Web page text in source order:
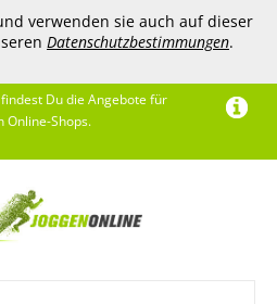
verwenden sie auch auf dieser
Datenschutzbestimmungen.
Du die Angebote für
Online-Shops.